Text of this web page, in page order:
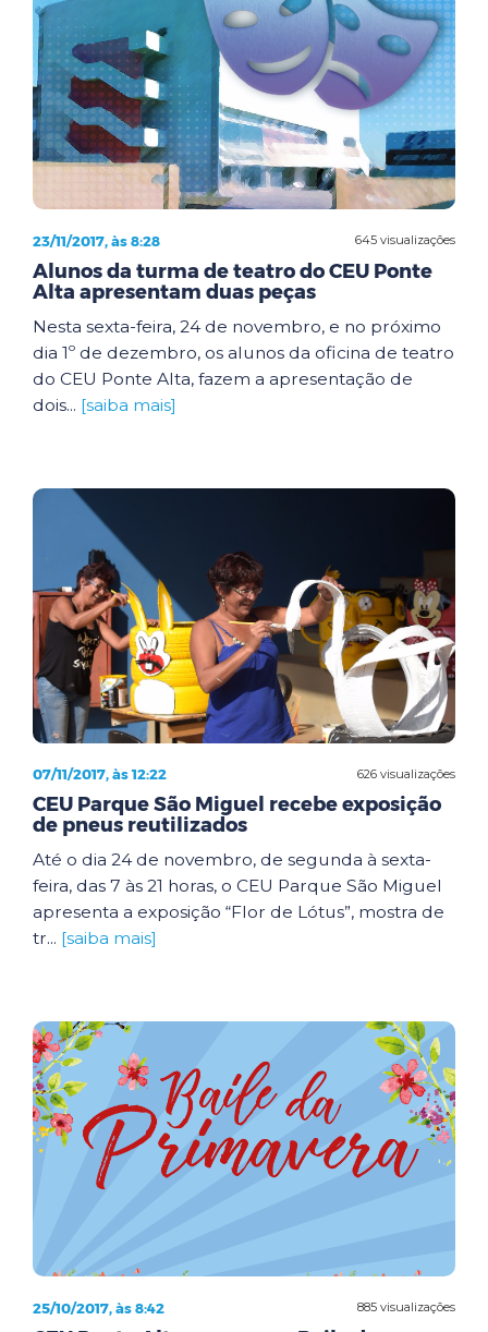
645 visualizações
23/11/2017, às 8:28
Alunos da turma de teatro do CEU Ponte
Alta apresentam duas peças
Nesta sexta-feira, 24 de novembro, e no próximo
dia 1º de dezembro, os alunos da oficina de teatro
do CEU Ponte Alta, fazem a apresentação de
dois... [saiba mais]
626 visualizações
07/11/2017, às 12:22
CEU Parque São Miguel recebe exposição
de pneus reutilizados
Até o dia 24 de novembro, de segunda à sexta-
feira, das 7 às 21 horas, o CEU Parque São Miguel
apresenta a exposição “Flor de Lótus”, mostra de
tr... [saiba mais]
885 visualizações
25/10/2017, às 8:42